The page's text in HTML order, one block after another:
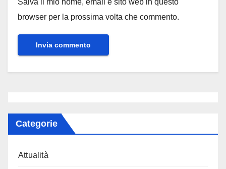
Salva il mio nome, email e sito web in questo
browser per la prossima volta che commento.
Categorie
Attualità